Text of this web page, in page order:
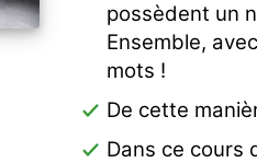
possèdent un
Ensemble,
mots !
De cette
Dans ce cours